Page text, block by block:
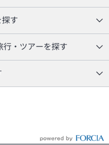
す
行・ツアーを探す